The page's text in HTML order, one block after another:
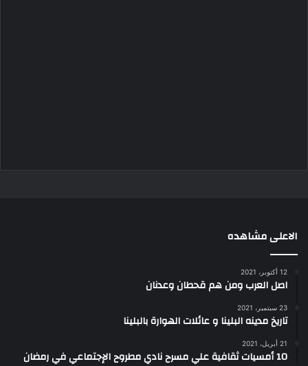
الاعلى مشاهده
12 أكتوبر، 2021
اصل العرب ومن هم قحطان وعدنان
23 سبتمبر، 2021
تاريخ مدينه البلينا و عائلات الهوارة بالبلينا
21 أبريل، 2021
10 أمسيات ثقافية علي مسرح نادي مطروح الإجتماعي في رمضان